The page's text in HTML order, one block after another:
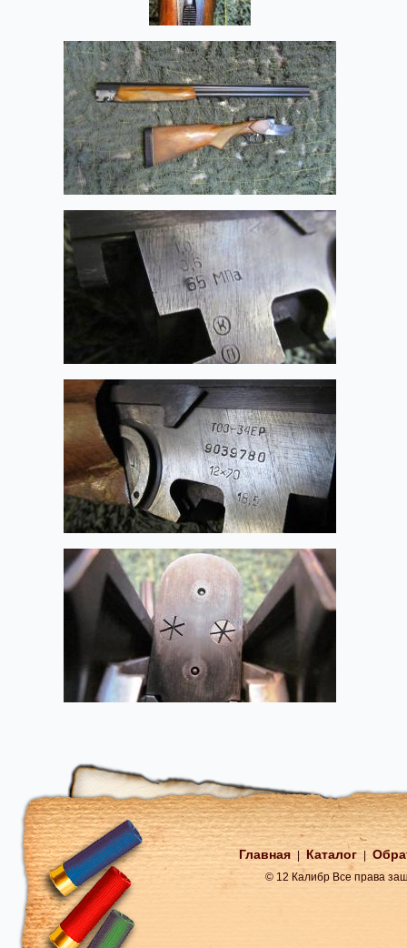
Главная Каталог
© 12 Калибр Все права